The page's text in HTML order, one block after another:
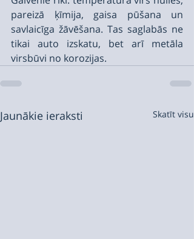
pareizā ķīmija, gaisa pūšana un
savlaicīga žāvēšana. Tas saglabās ne
tikai auto izskatu, bet arī metāla
virsbūvi no korozijas.
Jaunākie ieraksti Skatīt visu